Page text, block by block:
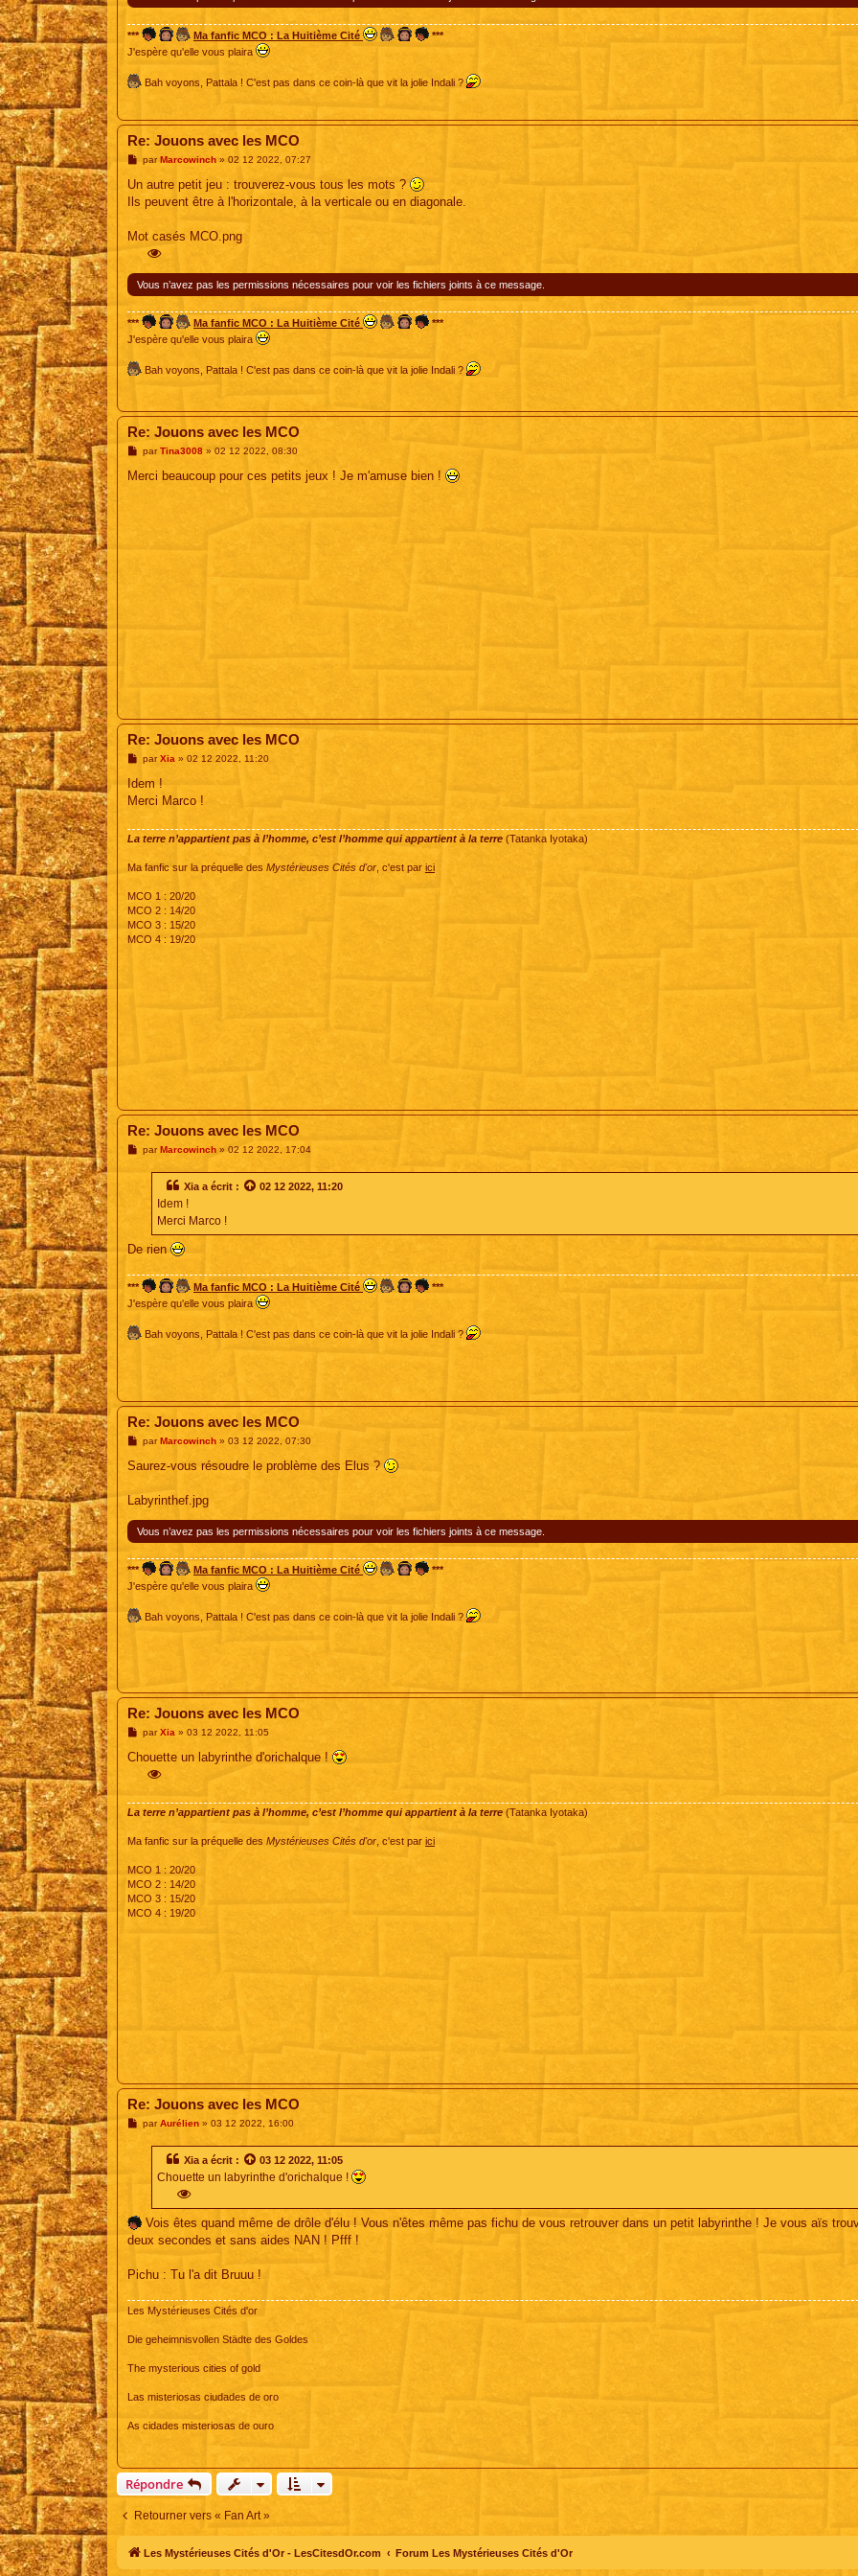
*** Ma fanfic MCO : La Huitième Cité
***
J'espère qu'elle vous plaira
Bah voyons, Pattala ! C'est pas dans ce coin-là que vit la jolie Indali ?
Re: Jouons avec les MCO
M
s
a
parMarcowinch» 02 12 2022, 07:27
Un autre petit jeu : trouverez-vous tous les mots ?
Ils peuvent être à l'horizontale, à la verticale ou en diagonale.
Mot casés MCO.png
Vous n’avez pas les permissions nécessaires pour voir les fichiers joints à ce message.
*** Ma fanfic MCO : La Huitième Cité
***
J'espère qu'elle vous plaira
Bah voyons, Pattala ! C'est pas dans ce coin-là que vit la jolie Indali ?
Re: Jouons avec les MCO
M
s
parTina3008» 02 12 2022, 08:30
Merci beaucoup pour ces petits jeux ! Je m'amuse bien !
Re: Jouons avec les MCO
M
s
a
par Xia » 02 12 2022, 11:20
Idem !
Merci Marco !
La terre n’appartient pas à l’homme, c’est l’homme qui appartient à la terre (Tatanka Iyotaka)
Ma fanfic sur la préquelle des Mystérieuses Cités d'or , c'est par ici
MCO 1 : 20/20
MCO 2 : 14/20
MCO 3 : 15/20
MCO 4 : 19/20
Re: Jouons avec les MCO
MparMarcowinch» 02 12 2022, 17:04
Xia a écrit : 02 12 2022, 11:20
Idem !
Merci Marco !
De rien
*** Ma fanfic MCO : La Huitième Cité
***
J'espère qu'elle vous plaira
Bah voyons, Pattala ! C'est pas dans ce coin-là que vit la jolie Indali ?
Re: Jouons avec les MCO
M
s
g
parMarcowinch» 03 12 2022, 07:30
Saurez-vous résoudre le problème des Elus ?
Labyrinthef.jpg
Vous n’avez pas les permissions nécessaires pour voir les fichiers joints à ce message.
*** Ma fanfic MCO : La Huitième Cité
***
J'espère qu'elle vous plaira
Bah voyons, Pattala ! C'est pas dans ce coin-là que vit la jolie Indali ?
Re: Jouons avec les MCO
M
s
parXia » 03 12 2022, 11:05
Chouette un labyrinthe d'orichalque !
La terre n’appartient pas à l’homme, c’est l’homme qui appartient à la terre (Tatanka Iyotaka)
Ma fanfic sur la préquelle des Mystérieuses Cités d'or , c'est par ici
MCO 1 : 20/20
MCO 2 : 14/20
MCO 3 : 15/20
MCO 4 : 19/20
Re: Jouons avec les MCO
MparAurélien» 03 12 2022, 16:00
Xia a écrit : 03 12 2022, 11:05
Chouette un labyrinthe d'orichalque !
Vois êtes quand même de drôle d'élu ! Vous n'êtes même pas fichu de vous retrouver dans un petit labyrinthe ! Je vous aïs
deux secondes et sans aides NAN ! Pfff !
Pichu : Tu l'a dit Bruuu !
Les Mystérieuses Cités d'or
Die geheimnisvollen Städte des Goldes
The mysterious cities of gold
Las misteriosas ciudades de oro
As cidades misteriosas de ouro
Répondre
Retourner vers « Fan Art »
Les Mystérieuses Cités d'Or - LesCitesdOr.com Forum Les Mystérieuses Cités d'Or